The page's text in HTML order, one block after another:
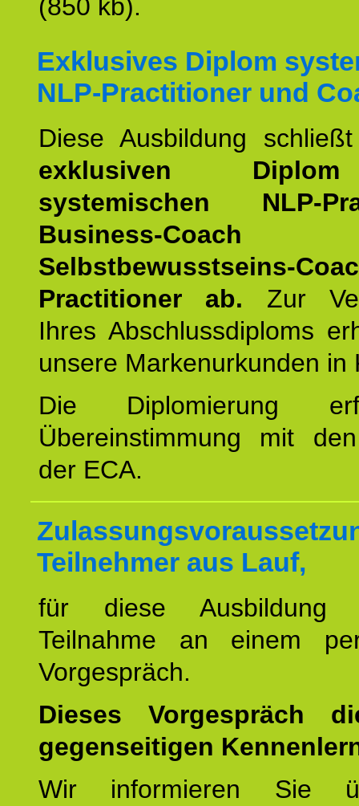
(850 kb).
Exklusives Diplom
NLP-Practitioner und
Diese Ausbildung
exklusiven
systemischen NLP-
Business-Coach
Selbstbewusstseins-
Practitioner ab. Zur
Ihres Abschlussdiploms
unsere Markenurkunden in
Die Diplomierung
Übereinstimmung mit
der ECA.
Teilnehmer aus Lauf,
für diese
Teilnahme an einem
Vorgespräch.
Dieses Vorgespräch
gegenseitigen
Wir informieren Sie